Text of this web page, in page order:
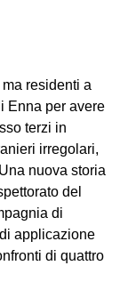
residenti a
Enna per avere
terzi in
irregolari,
nuova storia
del
di
applicazione
di quattro